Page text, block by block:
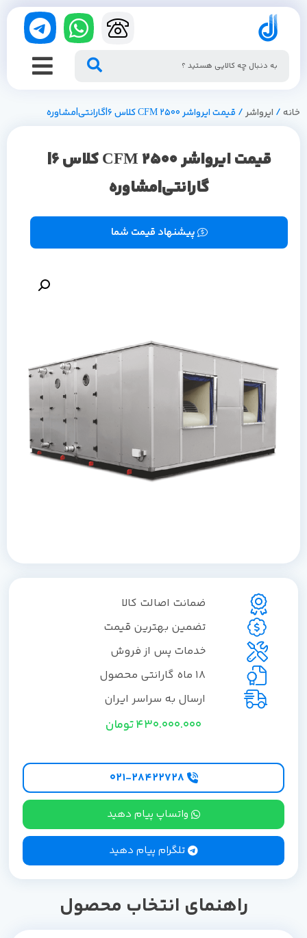
خانه/ ایرواشر/ قیمت ایرواشر 2500 CFM کلاس 6|گارانتی|مشاوره
قیمت ایرواشر 2500 CFM کلاس 6|
گارانتی|مشاوره
پیشنهاد قیمت شما
ضمانت اصالت کالا
تضمین بهترین قیمت
خدمات پس از فروش
18 ماه گارانتی محصول
ارسال به سراسر ایران
430.000.000تومان
واتساپ پیام دهید
تلگرام پیام دهید
راهنمای انتخاب محصول